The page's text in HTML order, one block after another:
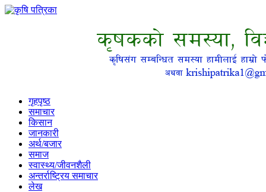
गृहपृष्ठ
समाचार
किसान
जानकारी
अर्थ/बजार
समाज
स्वास्थ्य/जीवनशैली
अन्तर्राष्ट्रिय समाचार
लेख